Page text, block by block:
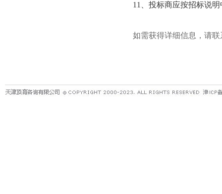
11 、投标商应按招标说
如需获得详细信息，请联